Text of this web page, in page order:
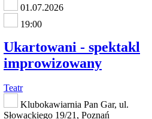
01.07.2026
19:00
Ukartowani - spektakl
improwizowany
Teatr
Klubokawiarnia Pan Gar, ul.
Słowackiego 19/21, Poznań